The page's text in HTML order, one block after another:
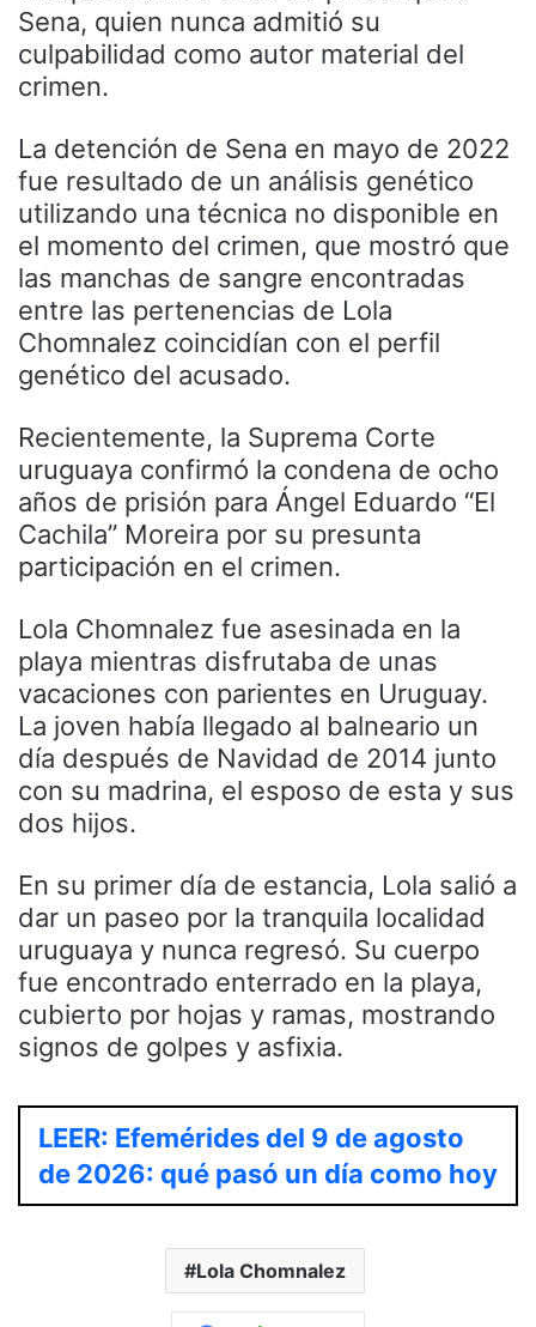
Sena, quien nunca admitió su
culpabilidad como autor material del
crimen.
La detención de Sena en mayo de 2022
fue resultado de un análisis genético
utilizando una técnica no disponible en
el momento del crimen, que mostró que
las manchas de sangre encontradas
entre las pertenencias de Lola
Chomnalez coincidían con el perfil
genético del acusado.
Recientemente, la Suprema Corte
uruguaya confirmó la condena de ocho
años de prisión para Ángel Eduardo “El
Cachila” Moreira por su presunta
participación en el crimen.
Lola Chomnalez fue asesinada en la
playa mientras disfrutaba de unas
vacaciones con parientes en Uruguay.
La joven había llegado al balneario un
día después de Navidad de 2014 junto
con su madrina, el esposo de esta y sus
dos hijos.
En su primer día de estancia, Lola salió a
dar un paseo por la tranquila localidad
uruguaya y nunca regresó. Su cuerpo
fue encontrado enterrado en la playa,
cubierto por hojas y ramas, mostrando
signos de golpes y asfixia.
LEER: Efemérides del 9 de agosto
de 2026: qué pasó un día como hoy
Lola Chomnalez